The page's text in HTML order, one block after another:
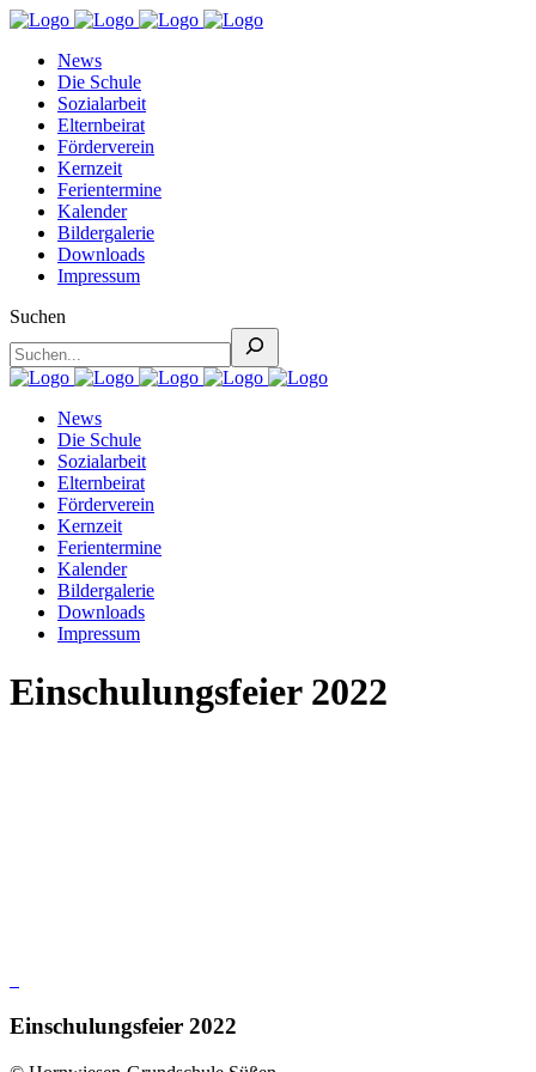
News
Die Schule
Sozialarbeit
Elternbeirat
Förderverein
Kernzeit
Ferientermine
Kalender
Bildergalerie
Downloads
Impressum
Suchen
News
Die Schule
Sozialarbeit
Elternbeirat
Förderverein
Kernzeit
Ferientermine
Kalender
Bildergalerie
Downloads
Impressum
Einschulungsfeier 2022
Einschulungsfeier 2022